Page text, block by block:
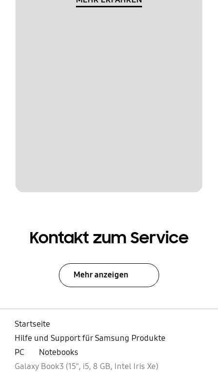
Kontakt zum Service
Mehr anzeigen
Startseite
Hilfe und Support für Samsung Produkte
PC
Notebooks
Galaxy Book3 (15", i5, 8 GB, Intel Iris Xe)